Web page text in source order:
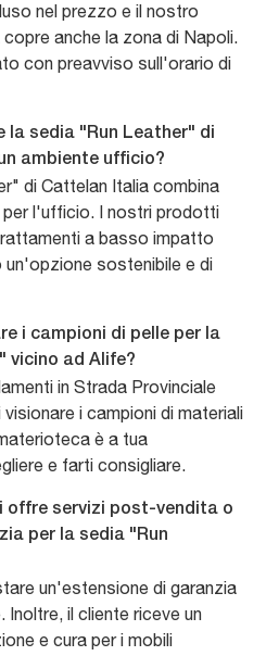
nel prezzo e il nostro
anche la zona di Napoli.
con preavviso sull'orario di
la sedia "Run Leather" di
ambiente ufficio?
di Cattelan Italia combina
per l'ufficio. I nostri prodotti
a basso impatto
sostenibile e di
i campioni di pelle per la
vicino ad Alife?
in Strada Provinciale
i campioni di materiali
è a tua
e farti consigliare.
offre servizi post-vendita o
per la sedia "Run
un'estensione di garanzia
Inoltre, il cliente riceve un
e cura per i mobili